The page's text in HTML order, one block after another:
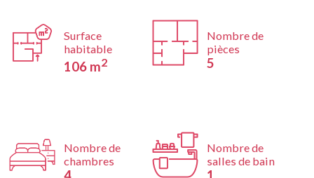
Surface
habitable
106 m2
Nombre de
pièces
5
Nombre de
chambres
Nombre de
salles de bain